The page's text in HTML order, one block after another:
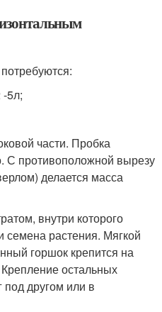
5л;
части. Пробка
С противоположной вырезу
делается масса
внутри которого
растения. Мягкой
горшок крепится на
остальных
под другом или в